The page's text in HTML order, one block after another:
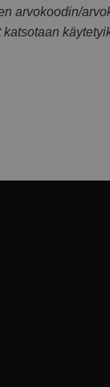
arvokoodin/